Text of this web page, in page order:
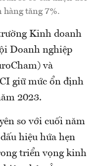
hàng tăng 7%.
Kinh doanh
Doanh nghiệp
và
giữ mức ổn định
2023.
so với cuối năm
hiệu hứa hẹn
triển vọng kinh